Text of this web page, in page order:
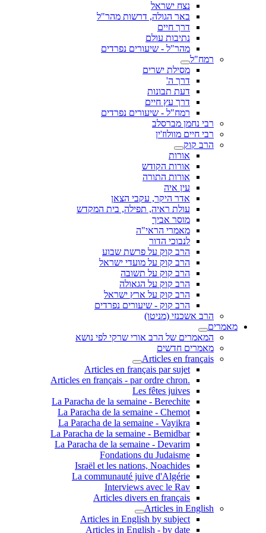
נצח ישראל
באר הגולה, דרשות מהר"ל
דרך חיים
נתיבות עולם
מהר"ל - שיעורים נפרדים
רמח"ל
מסילת ישרים
דרך ה'
דעת תבונות
דרך עץ חיים
רמח"ל - שיעורים נפרדים
רבי נחמן מברסלב
רבי חיים מוולוז'ין
הרב קוק
אורות
אורות הקודש
אורות התורה
עין איה
אדר היקר, עקבי הצאן
עולת ראיה, תפילה, בית המקדש
מוסר אביך
מאמרי הראי"ה
לנבוכי הדור
הרב קוק על פרשת שבוע
הרב קוק על מועדי ישראל
הרב קוק על תשובה
הרב קוק על הגאולה
הרב קוק על ארץ ישראל
הרב קוק - שיעורים נפרדים
הרב אשכנזי (מניטו)
מאמרים
המאמרים של הרב אורי שרקי לפי נושא
מאמרים חדשים
Articles en français
Articles en français par sujet
.Articles en français - par ordre chron
Les fêtes juives
La Paracha de la semaine - Berechite
La Paracha de la semaine - Chemot
La Paracha de la semaine - Vayikra
La Paracha de la semaine - Bemidbar
La Paracha de la semaine - Devarim
Fondations du Judaisme
Israël et les nations, Noachides
La communauté juive d'Algérie
Interviews avec le Rav
Articles divers en français
Articles in English
Articles in English by subject
Articles in English - by date